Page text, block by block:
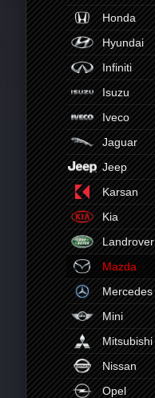
Honda
Hyundai
Infiniti
Isuzu
Iveco
Jaguar
Jeep
Karsan
Kia
Landrover
Mazda
Mercedes
Mini
Mitsubishi
Nissan
Opel